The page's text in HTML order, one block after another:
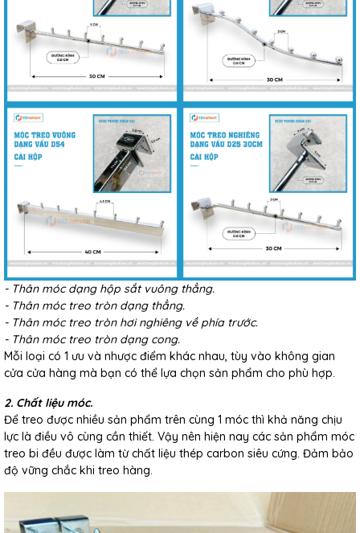
- Thân móc dạng hộp sắt vuông thẳng.
- Thân móc treo tròn dạng thẳng.
- Thân móc treo tròn hơi nghiêng về phía trước.
- Thân móc treo tròn dạng cong.
Mỗi loại có 1 ưu và nhược điểm khác nhau, tùy vào không gian
cửa cửa hàng mà bạn có thể lựa chọn sản phẩm cho phù hợp.
2. Chất liệu móc.
Để treo được nhiều sản phẩm trên cùng 1 móc thì khả năng chịu
lực là điều vô cùng cần thiết. Vậy nên hiện nay các sản phẩm móc
treo bi đều được làm từ chất liệu thép carbon siêu cứng. Đảm bảo
độ vững chắc khi treo hàng.